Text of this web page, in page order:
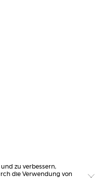
zu verbessern,
die Verwendung von